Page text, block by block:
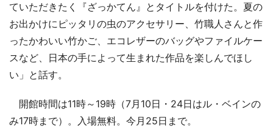
ていただきたく『ざっかてん』とタイトルを付けた。夏の
お出かけにピッタリの虫のアクセサリー、竹職人さんと作
ったかわいい竹かご、エコレザーのバッグやファイルケー
スなど、日本の手によって生まれた作品を楽しんでほし
い」と話す。
開館時間は11時～19時（7月10日・24日はル・ベインの
み17時まで）。入場無料。今月25日まで。